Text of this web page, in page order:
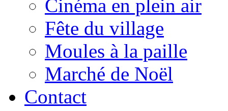
Cinéma en plein air
Fête du village
Moules à la paille
Marché de Noël
Contact